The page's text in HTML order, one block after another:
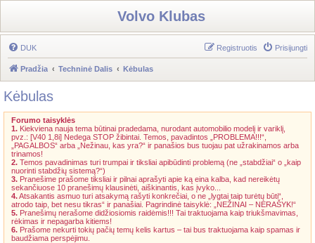
Volvo Klubas
DUK Prisijungti
Registruotis
Pradžia Techninė Dalis Kėbulas
Kėbulas
Forumo taisyklės
1. Kiekviena nauja tema būtinai pradedama, nurodant automobilio modelį ir variklį,
pvz.: [V40 1,8i] Nedega STOP žibintai. Temos, pavadintos „PROBLEMA!!!“,
„PAGALBOS“ arba „Nežinau, kas yra?“ ir panašios bus tuojau pat užrakinamos arba
trinamos!
2. Temos pavadinimas turi trumpai ir tiksliai apibūdinti problemą (ne „stabdžiai“ o „kaip
nuorinti stabdžių sistemą?“)
3. Pranešime prašome tiksliai ir pilnai aprašyti apie ką eina kalba, kad nereikėtų
sekančiuose 10 pranešimų klausinėti, aiškinantis, kas įvyko...
4.Atsakantis asmuo turi atsakymą rašyti konkrečiai, o ne „lygtai taip turėtų būti“,
atrodo taip, bet nesu tikras“ ir panašiai. Pagrindinė taisyklė: „NEŽINAI – NERAŠYK!“
5. Pranešimų nerašome didžiosiomis raidėmis!!! Tai traktuojama kaip triukšmavimas,
rėkimas ir nepagarba kitiems!
6. Prašome nekurti tokių pačių temų kelis kartus – tai bus traktuojama kaip spamas ir
baudžiama perspėjimu.